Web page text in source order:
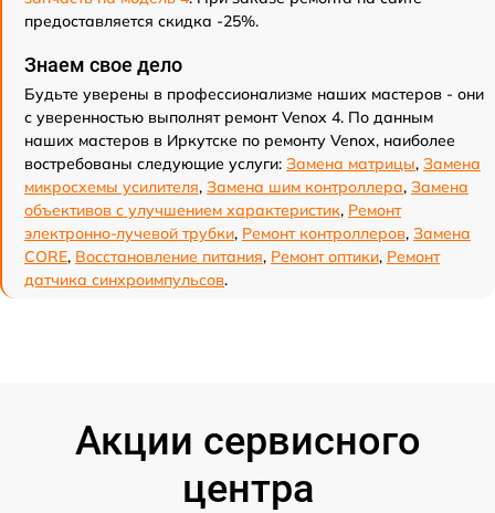
предоставляется скидка -25%.
Знаем свое дело
Будьте уверены в профессионализме наших мастеров - они
с уверенностью выполнят ремонт Venox 4. По данным
наших мастеров в Иркутске по ремонту Venox, наиболее
востребованы следующие услуги: Замена матрицы, Замена
микросхемы усилителя, Замена шим контроллера, Замена
объективов с улучшением характеристик, Ремонт
электронно-лучевой трубки, Ремонт контроллеров, Замена
CORE, Восстановление питания, Ремонт оптики, Ремонт
датчика синхроимпульсов.
Акции сервисного
центра